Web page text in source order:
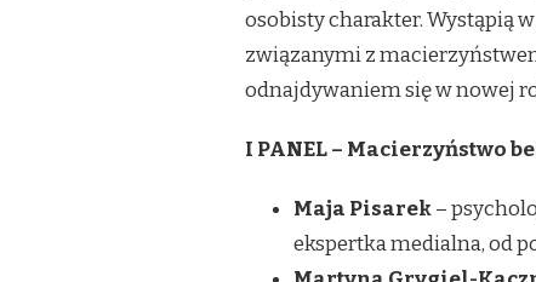
osobisty charakter. Wystąpią
związanymi z
odnajdywaniem się w nowej
I PANEL – Macierzyństwo
Maja Pisarek–
ekspertka medialna, od